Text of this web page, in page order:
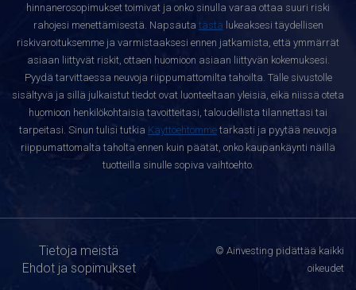
hinnanerosopimukset toimivat ja onko sinulla varaa ottaa suuri riski
rahojesi menettämisestä. Napsauta tästä lukeaksesi täydellisen
riskivaroituksemme ja varmistaaksesi ennen jatkamista, että ymmärrät
asiaan liittyvät riskit, ottaen huomioon asiaan liittyvän kokemuksesi.
Pyydä tarvittaessa neuvoja riippumattomilta tahoilta. Tälle sivustolle
sisältyvä ja sillä julkaistut tiedot ovat luonteeltaan yleisiä, eikä niissä oteta
huomioon henkilökohtaisia tavoitteitasi, taloudellista tilannettasi tai
tarpeitasi. Sinun tulisi tutkia Käyttöehtomme tarkasti ja pyytää neuvoja
riippumattomalta taholta ennen kuin päätät, onko kaupankäynti näillä
tuotteilla sinulle sopiva vaihtoehto.
Tietoja meistä
Ehdot ja sopimukset
© Ainvesting pidättää kaikki
oikeudet